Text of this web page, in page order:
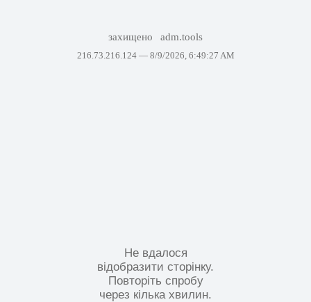
захищено adm.tools
216.73.216.124 — 8/9/2026, 6:49:27 AM
Не вдалося
відобразити сторінку.
Повторіть спробу
через кілька хвилин.